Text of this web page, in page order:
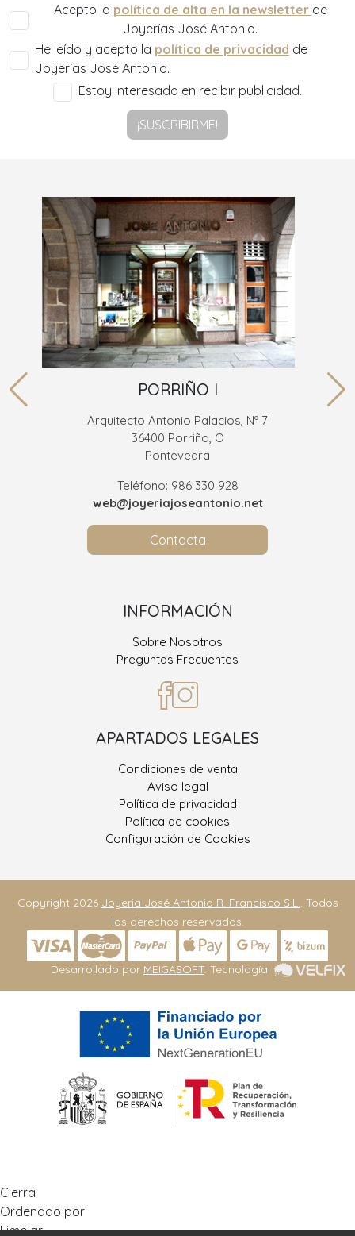
Acepto la política de alta en la newsletter de
Joyerías José Antonio.
He leído y acepto la política de privacidad de
Joyerías José Antonio.
Estoy interesado en recibir publicidad.
¡SUSCRIBIRME!
PORRIÑO I
Arquitecto Antonio Palacios, Nº 7
36400 Porriño, O
Pontevedra
Teléfono: 986 330 928
web@joyeriajoseantonio.net
Contacta
INFORMACIÓN
Sobre Nosotros
Preguntas Frecuentes
APARTADOS LEGALES
Condiciones de venta
Aviso legal
Política de privacidad
Política de cookies
Configuración de Cookies
Copyright 2026 Joyeria José Antonio R. Francisco S.L.. Todos
los derechos reservados.
Desarrollado por MEIGASOFT . Tecnología
Cierra
Ordenado por
Limpiar